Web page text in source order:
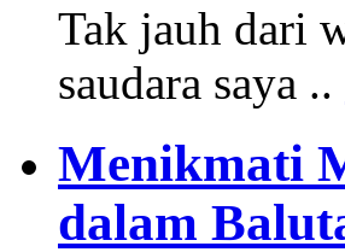
Tak jauh dari
saudara saya ..
Menikmati
dalam